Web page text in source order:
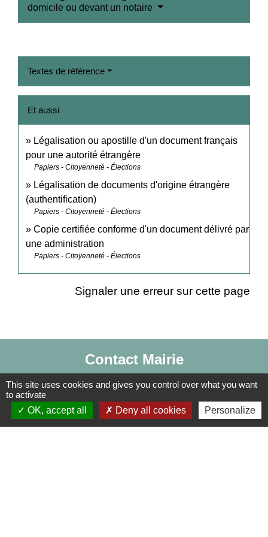
domicile ou devant un notaire
Textes de référence
Et aussi
Légalisation ou apostille d'un document français
pour une autorité étrangère
Papiers - Citoyenneté - Élections
Légalisation de documents d'origine étrangère
(authentification)
Papiers - Citoyenneté - Élections
Copie certifiée conforme d'un document délivré par
une administration
Papiers - Citoyenneté - Élections
Signaler une erreur sur cette page
Contact Mairie
Commune d'Auneuil
60 rue du Prieuré
60390 Auneuil - FRANCE
This site uses cookies and gives you control over what you want
to activate
OK, accept all
Deny all cookies Personalize